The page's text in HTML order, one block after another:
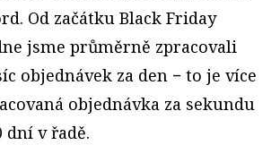
Od začátku Black Friday
jsme průměrně zpracovali
objednávek za den − to je více
objednávka za sekundu
dní v řadě.